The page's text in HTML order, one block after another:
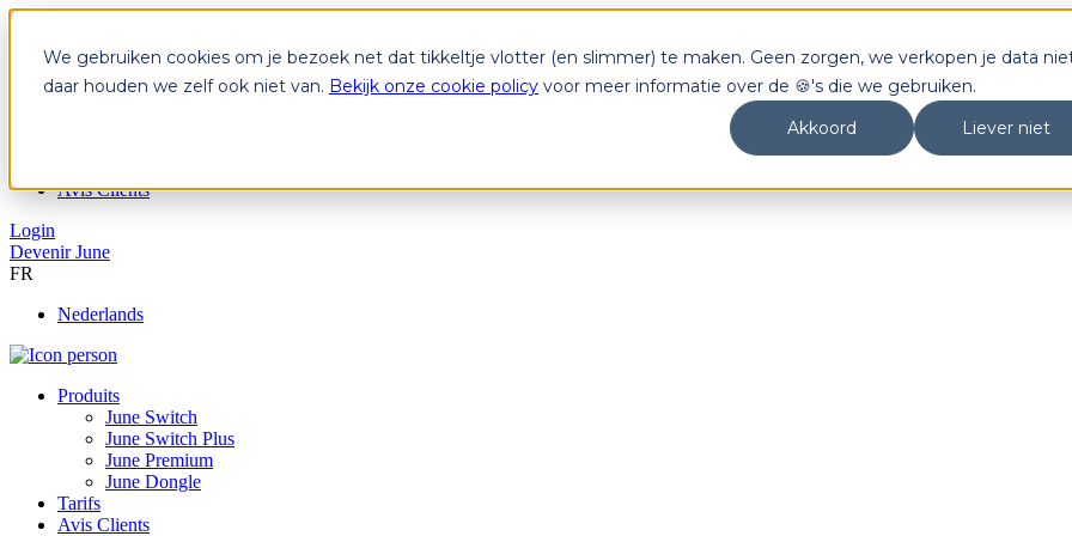
We gebruiken cookies om je bezoek net dat tikkeltje vlotter (en slimmer) te maken. Geen zorgen, we verkopen je data
daar houden we zelf ook niet van. Bekijk onze cookie policy voor meer informatie over de 🍪's die we gebruiken.
Akkoord
Liever niet
Produits
June Switch
Avis Clients
Login
Devenir June
FR
Nederlands
Produits
June Switch
June Switch Plus
June Premium
June Dongle
Tarifs
Avis Clients